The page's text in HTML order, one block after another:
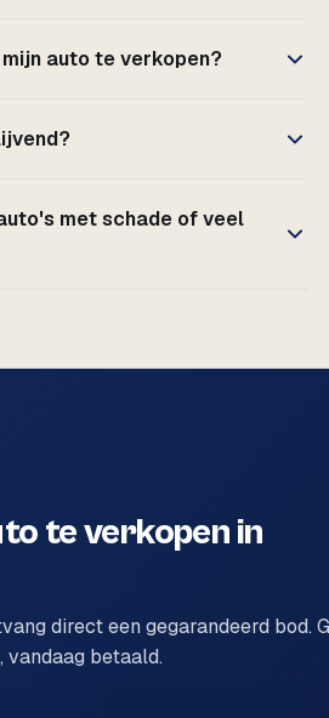
auto te verkopen?
met schade of veel
te verkopen in
direct een gegarandeerd bod.
vandaag betaald.